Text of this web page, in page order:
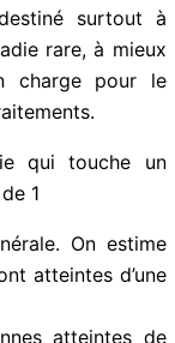
surtout à
rare, à
charge pour
qui touche un
1
On estime
sont atteintes
atteintes de